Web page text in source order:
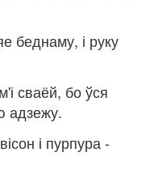
беднаму, і руку
сваёй, бо ўся
адзежу.
і пурпура -